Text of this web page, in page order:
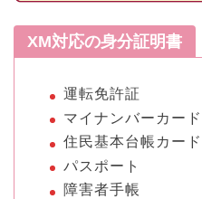
XM対応の身分証明書
運転免許証
マイナンバーカード
住民基本台帳カード
パスポート
障害者手帳